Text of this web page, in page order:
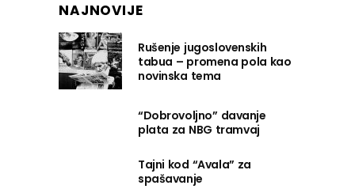
NAJNOVIJE
Rušenje jugoslovenskih
tabua – promena pola kao
novinska tema
“Dobrovoljno” davanje
plata za NBG tramvaj
Tajni kod “Avala” za
spašavanje